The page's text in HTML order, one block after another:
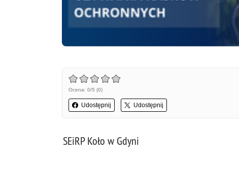
Ocena: 0/5 (0)
Udostępnij Udostępnij
SEiRP Koło w Gdyni